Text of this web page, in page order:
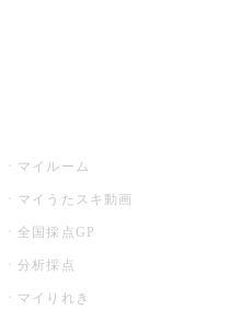
マイルーム
マイうたスキ動画
全国採点GP
分析採点
マイりれき